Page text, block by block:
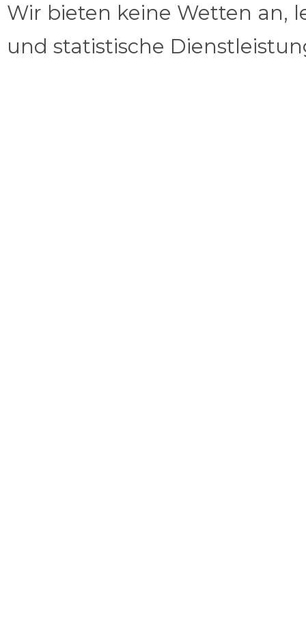
Wir bieten keine Wetten an,
und statistische